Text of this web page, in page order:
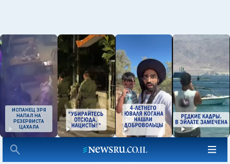
ИСПАНЕЦ ЗРЯ
НАПАЛ НА
РЕЗЕРВИСТА
ЦАХАЛА